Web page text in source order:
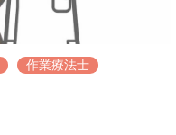
作業療法士